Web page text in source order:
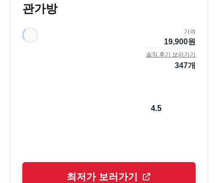
관가방
가격
19,900원
솔직 후기 보러가기
347개
4.5
최저가 보러가기